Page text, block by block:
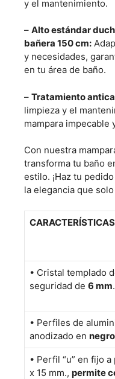
y el mantenimiento.
– Alto estándar
bañera 150 cm:
y necesidades,
en tu área de baño.
– Tratamiento
limpieza y el
mampara impecable
Con nuestra
transforma tu baño
estilo. ¡Haz tu
la elegancia que
• Cristal templado
seguridad de 6 mm.
• Perfiles de
anodizado en negro
• Perfil “u” en fijo a
x 15 mm., permite